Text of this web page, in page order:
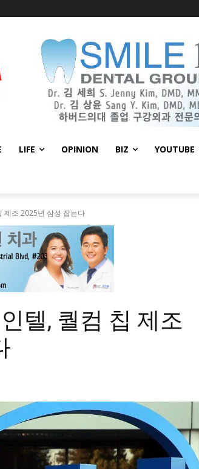
LIFE OPINION BIZ YOUTUBE
제조 2025년 삼성 잡는다
텔, 퀄컴 칩 제조